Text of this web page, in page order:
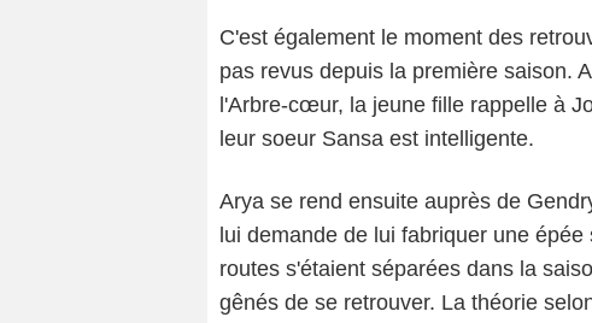
C'est également le moment des
pas revus depuis la première saison.
l'Arbre-cœur, la jeune fille rappelle à
leur soeur Sansa est intelligente.
Arya se rend ensuite auprès de
lui demande de lui fabriquer une
routes s'étaient séparées dans la
gênés de se retrouver. La théorie